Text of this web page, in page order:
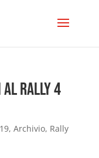
al Rally 4
, Archivio, Rally